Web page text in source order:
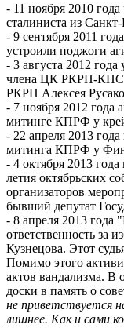
- 11 ноября 2010
сталиниста из
- 9 сентября 2011
устроили поджоги
- 3 августа 2012
члена ЦК РКРП-КПСС,
РКРП Алексея
- 7 ноября 2012 года
митинге КПРФ у
- 22 апреля 2013
митинга КПРФ у
- 4 октября 2013
летия октябрьских
организаторов
бывший депутат
- 8 апреля 2013
ответственность за
Кузнецова. Этот
Помимо этого
актов вандализма. В
доски в память о
не приветствуется
лишнее. Как и сами